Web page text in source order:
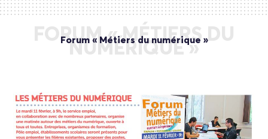
FORUM « MÉTIERS DU
NUMÉRIQUE »
Forum « Métiers du numérique »